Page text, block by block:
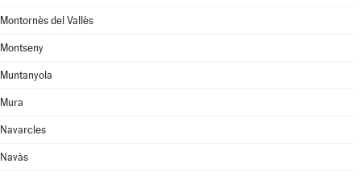
Montornès del Vallès
Montseny
Muntanyola
Mura
Navarcles
Navàs